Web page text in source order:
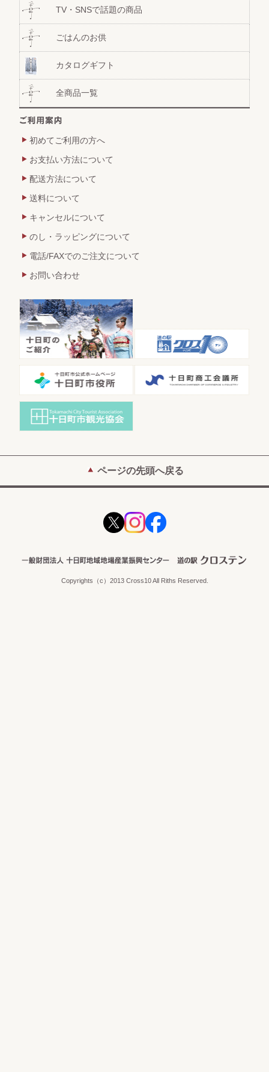
TV・SNSで話題の商品
ごはんのお供
カタログギフト
全商品一覧
初めてご利用の方へ
お支払い方法について
配送方法について
送料について
キャンセルについて
のし・ラッピングについて
電話/FAXでのご注文について
お問い合わせ
ページの先頭へ戻る
Copyrights（c）2013 Cross10 All Riths Reserved.